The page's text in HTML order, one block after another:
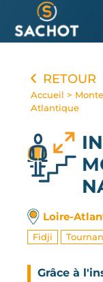
RETOUR
Accueil >
Atlantique
Loire-
Fidji
Grâce à
Panneau de